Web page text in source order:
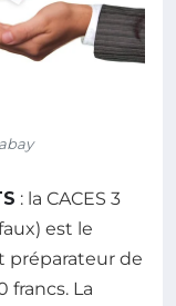
: la CACES 3
est le
préparateur de
francs. La